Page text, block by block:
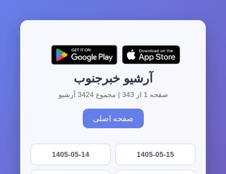
آرشیو خبرجنوب
صفحه 1 از 343 | مجموع 3424 آرشیو
صفحه اصلی
1405-05-15
1405-05-14